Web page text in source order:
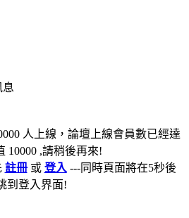
息
人上線，論壇上線會員數已經達
10000 ,請稍後再來!
註冊或 登入 ---同時頁面將在5秒後
到登入界面!